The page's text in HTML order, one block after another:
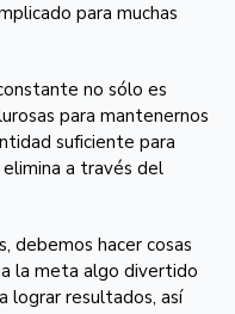
para muchas
no sólo es
para mantenernos
suficiente para
a través del
debemos hacer cosas
la meta algo divertido
lograr resultados, así